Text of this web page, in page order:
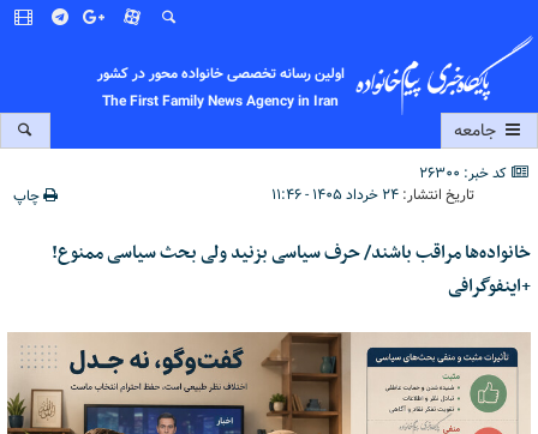
اولین رسانه تخصصی خانواده محور در کشور
The First Family News Agency in Iran
جامعه
کد خبر: 26300
تاریخ انتشار: ۲۴ خرداد ۱۴۰۵ - ۱۱:۴۶ چاپ
خانواده‌ها مراقب باشند/ حرف سیاسی بزنید ولی بحث سیاسی ممنوع!
+اینفوگرافی